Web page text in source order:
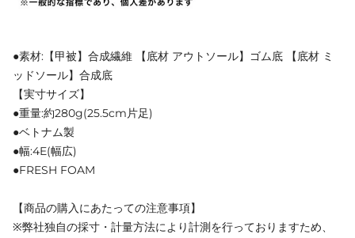
●素材:【甲被】合成繊維 【底材 アウトソール】ゴム底 【底材 ミ
ッドソール】合成底
【実寸サイズ】
●重量:約280g(25.5cm片足)
●ベトナム製
●幅:4E(幅広)
●FRESH FOAM
【商品の購入にあたっての注意事項】
※弊社独自の採寸・計量方法により計測を行っておりますため、